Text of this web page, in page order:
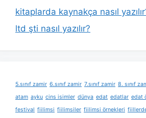
kitaplarda kaynakça nasıl
ltd şti nasıl yazılır?
5.sınıf zamir 6.sınıf zamir 7.sınıf zamir 8. sınıf
atam ayku cins isimler dünya edat edatlar edat
festival fiilimsi fiilimsiler fiilimsi örnekleri